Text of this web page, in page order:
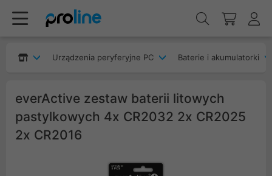
Urządzenia peryferyjne PC Baterie i akumulatorki
everActive zestaw baterii litowych
pastylkowych 4x CR2032 2x CR2025
2x CR2016